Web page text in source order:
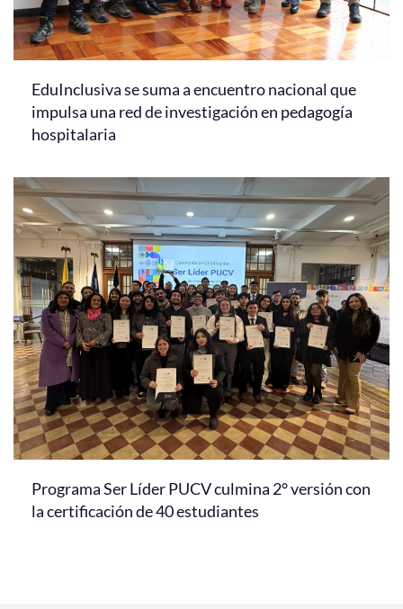
EduInclusiva se suma a encuentro nacional que
impulsa una red de investigación en pedagogía
hospitalaria
Programa Ser Líder PUCV culmina 2° versión con
la certificación de 40 estudiantes